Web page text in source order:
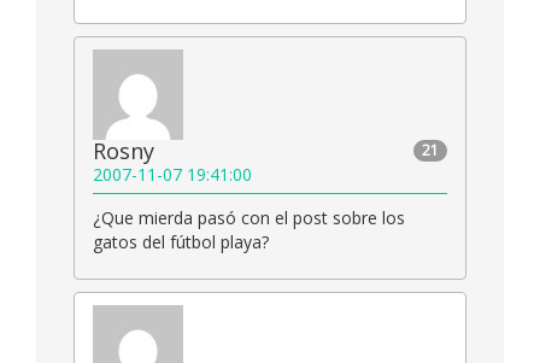
21
Rosny
2007-11-07 19:41:00
¿Que mierda pasó con el post sobre los
gatos del fútbol playa?